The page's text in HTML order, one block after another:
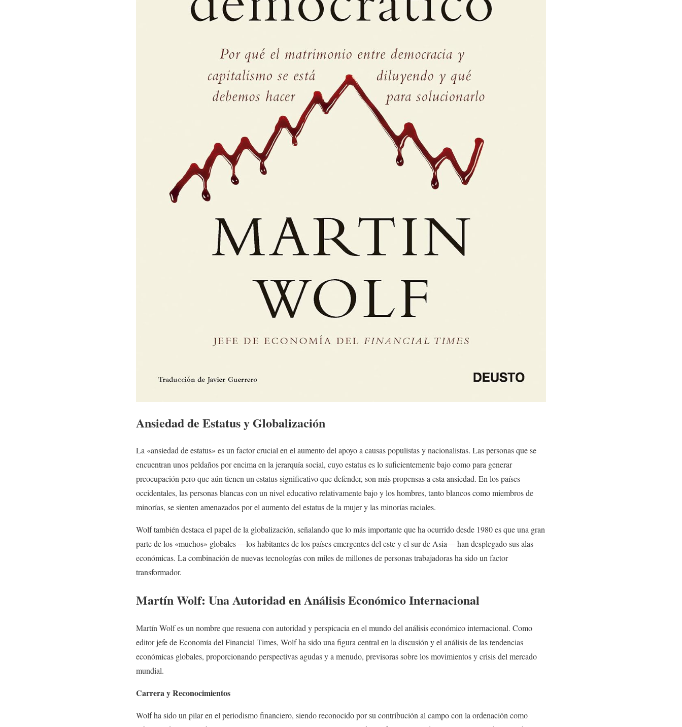
Ansiedad de Estatus y Globalización
La «ansiedad de estatus» es un factor crucial en el aumento del apoyo a causas populistas y nacionalistas. Las personas que se
encuentran unos peldaños por encima en la jerarquía social, cuyo estatus es lo suficientemente bajo como para generar
preocupación pero que aún tienen un estatus significativo que defender, son más propensas a esta ansiedad. En los países
occidentales, las personas blancas con un nivel educativo relativamente bajo y los hombres, tanto blancos como miembros de
minorías, se sienten amenazados por el aumento del estatus de la mujer y las minorías raciales.
Wolf también destaca el papel de la globalización, señalando que lo más importante que ha ocurrido desde 1980 es que una gran
parte de los «muchos» globales —los habitantes de los países emergentes del este y el sur de Asia— han desplegado sus alas
económicas. La combinación de nuevas tecnologías con miles de millones de personas trabajadoras ha sido un factor
transformador.
Martín Wolf: Una Autoridad en Análisis Económico Internacional
Martín Wolf es un nombre que resuena con autoridad y perspicacia en el mundo del análisis económico internacional. Como
editor jefe de Economía del Financial Times, Wolf ha sido una figura central en la discusión y el análisis de las tendencias
económicas globales, proporcionando perspectivas agudas y a menudo, previsoras sobre los movimientos y crisis del mercado
mundial.
Carrera y Reconocimientos
Wolf ha sido un pilar en el periodismo financiero, siendo reconocido por su contribución al campo con la ordenación como